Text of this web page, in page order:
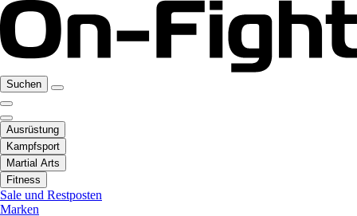
Suchen
Ausrüstung
Kampfsport
Martial Arts
Fitness
Sale und Restposten
Marken